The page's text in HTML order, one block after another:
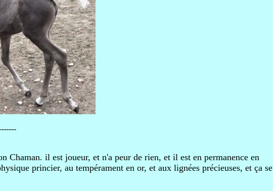
il est joueur, et n'a peur de rien, et il est en permanence en
princier, au tempérament en or, et aux lignées précieuses, et ça se